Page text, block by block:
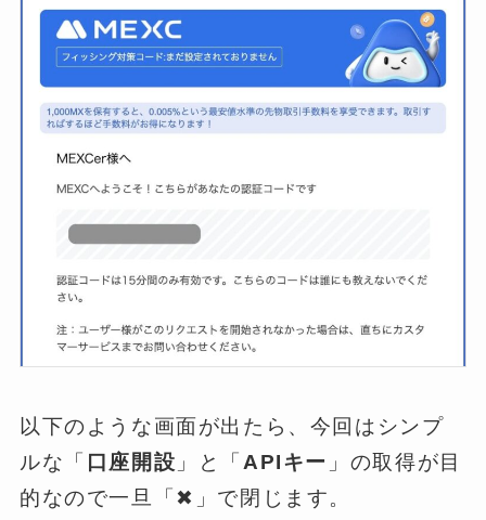
以下のような画面が出たら、今回はシンプ
ルな「
口座開設 」と「 APIキー 」の取得が目
的なので一旦「✖︎」で閉じます。